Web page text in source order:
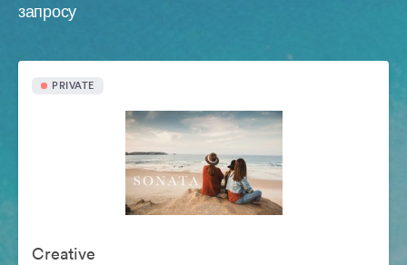
запросу
PRIVATE
Creative